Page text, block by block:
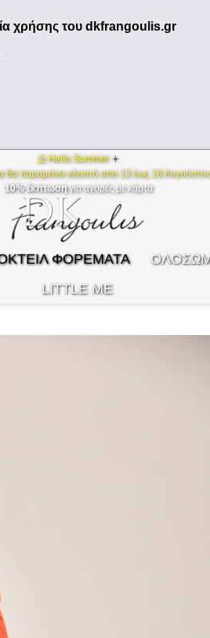
χρήσης του dkfrangoulis.gr
⛱ Hello Summer ☀️
θα παραμείνει κλειστό απο 13 έως 18
10% έκπτωσηγια αγορές με κάρτα
ΦΟΡΕΜΑΤΑ
LITTLE ME